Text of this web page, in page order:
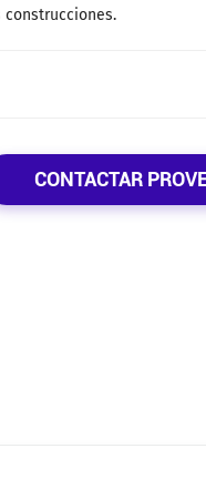
CONTACTAR